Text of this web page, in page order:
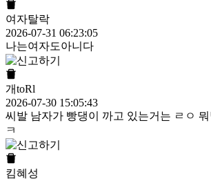
여자탈락
2026-07-31 06:23:05
나는여자도아니다
개toRl
2026-07-30 15:05:43
씨발 남자가 빵댕이 까고 있는거는 ㄹㅇ
ㅋ
킴혜성